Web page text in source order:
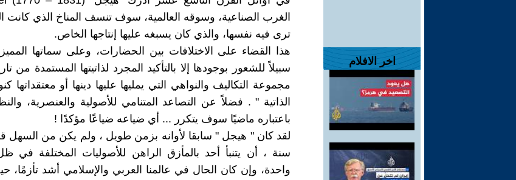
اخر الافلام
الغرب الصناعية، وسوقه العالمية، سوف تنسف المناخ الذي كانت
ترى فيه نفسها، والذي كان يسبغه عليها إنتاجها الخاص.
هذا القضاء على الاختلافات بين الحضارات، وعلى سماتها
سبيلاً للشعور بوجودها إلا بالتأكيد المجرد لذاتيتها المستمدة من
مجموعة التكاليف والنواهي التي يمليها عليها دينها أو معتقداتها
الذاتية " . فضلاً عن التصاعد المتنامي للأصولية والعنصرية،
باعتباره ماضيًا سوف يتكرر ... أي ضياعه ضياعًا مؤكدًا !
لقد كان " هيجل " سابقا لأوانه بزمن طويل ، ولم يكن من السهل
سنة ، أن يتنبأ أحد بالمأزق الراهن للأصوليات المختلفة في
واحدة، وإن كان الحال في عالمنا العربي والإسلامي أشد تأزمًا،